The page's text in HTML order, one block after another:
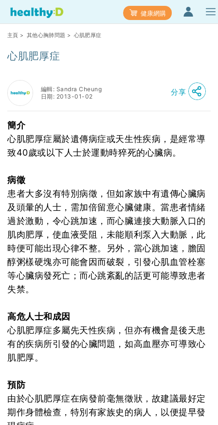
健康網購
主頁 > 其他心胸肺問題 > 心肌肥厚症
心肌肥厚症
編輯: Sandra Cheung
日期: 2013-01-02
分享
簡介
心肌肥厚症屬於遺傳病症或天生性疾病，是經常導
致40歲或以下人士於運動時猝死的心臟病。
病徵
患者大多沒有特別病徵，但如家族中有遺傳心臟病
及頭暈的人士，需加倍留意心臟健康。當患者情緒
過於激動，令心跳加速，而心臟連接大動脈入口的
肌肉肥厚，使血液受阻，未能順利泵入大動脈，此
時便可能出現心律不整。另外，當心跳加速，膽固
醇粥樣硬塊亦可能會因而破裂，引發心肌血管栓塞
等心臟病發死亡；而心跳紊亂的話更可能導致患者
失禁。
高危人士和成因
心肌肥厚症多屬先天性疾病，但亦有機會是後天患
有的疾病所引發的心臟問題，如高血壓亦可導致心
肌肥厚。
預防
由於心肌肥厚症在病發前毫無徵狀，故建議最好定
期作身體檢查，特別有家族史的病人，以便提早發